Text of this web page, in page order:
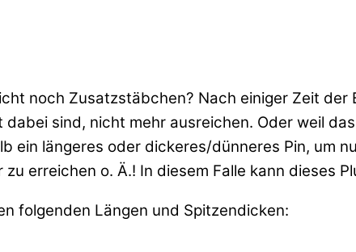
noch Zusatzstäbchen? Nach einiger Zeit
sind, nicht mehr ausreichen. Oder weil
ein längeres oder dickeres/dünneres Pin, um
erreichen o. Ä.! In diesem Falle kann dieses
folgenden Längen und Spitzendicken: